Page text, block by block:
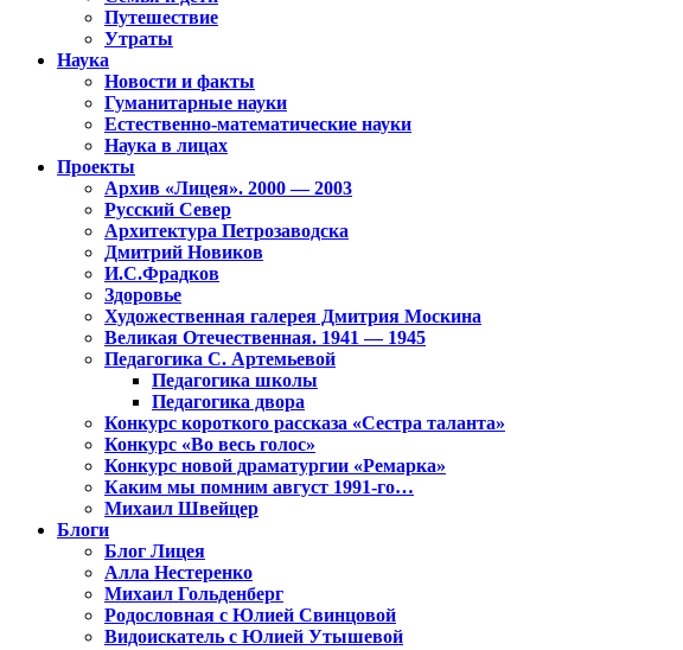
Путешествие
Утраты
Наука
Новости и факты
Гуманитарные науки
Естественно-математические науки
Наука в лицах
Проекты
Архив «Лицея». 2000 — 2003
Русский Север
Архитектура Петрозаводска
Дмитрий Новиков
И.С.Фрадков
Здоровье
Художественная галерея Дмитрия Москина
Великая Отечественная. 1941 — 1945
Педагогика С. Артемьевой
Педагогика школы
Педагогика двора
Конкурс короткого рассказа «Сестра таланта»
Конкурс «Во весь голос»
Конкурс новой драматургии «Ремарка»
Каким мы помним август 1991-го…
Михаил Швейцер
Блоги
Блог Лицея
Алла Нестеренко
Михаил Гольденберг
Родословная с Юлией Свинцовой
Видоискатель с Юлией Утышевой